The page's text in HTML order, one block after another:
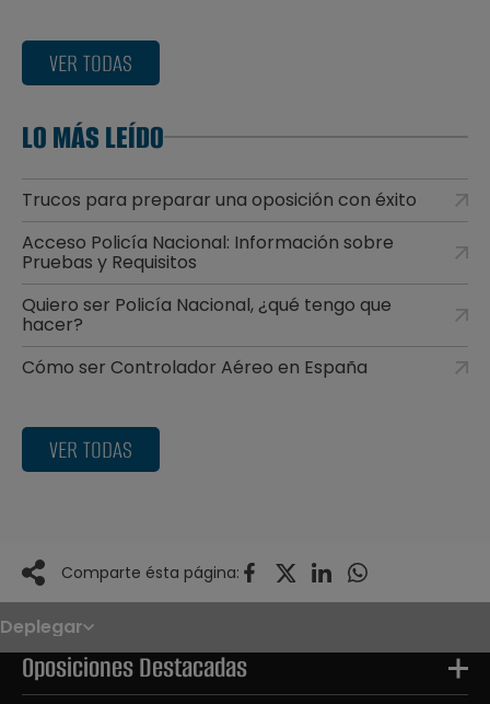
VER TODAS
LO MÁS LEÍDO
Trucos para preparar una oposición con éxito
Acceso Policía Nacional: Información sobre
Pruebas y Requisitos
Quiero ser Policía Nacional, ¿qué tengo que
hacer?
Cómo ser Controlador Aéreo en España
VER TODAS
Comparte ésta página:
Deplegar
Noticias
Oposiciones
Convocatorias
Paso paso
Oposiciones Destacadas